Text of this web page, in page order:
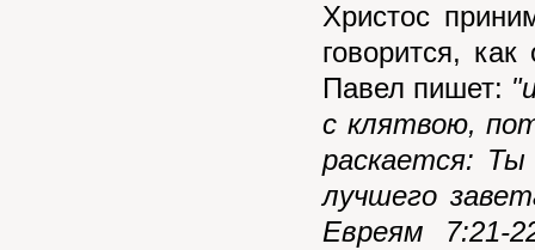
Христос
говорится,
Павел пишет:
с клятвою,
раскается: Ты
лучшего
Евреям 7:21-